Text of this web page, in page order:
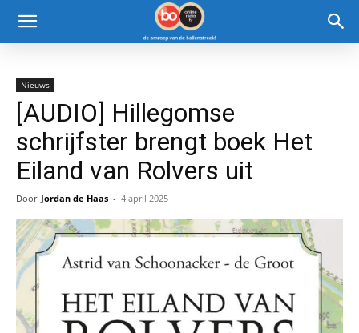
Nieuws
[AUDIO] Hillegomse
schrijfster brengt boek Het
Eiland van Rolvers uit
Door Jordan de Haas - 4 april 2025